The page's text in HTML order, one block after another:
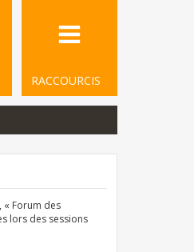
RACCOURCIS
« Forum des
lors des sessions